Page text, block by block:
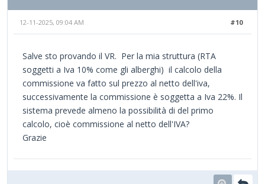
#10
12-11-2025, 09:04 AM
Salve sto provando il VR. Per la mia struttura (RTA
soggetti a Iva 10% come gli alberghi) il calcolo della
commissione va fatto sul prezzo al netto dell'iva,
successivamente la commissione è soggetta a Iva 22%. Il
sistema prevede almeno la possibilità di del primo
calcolo, cioè commissione al netto dell'IVA?
Grazie